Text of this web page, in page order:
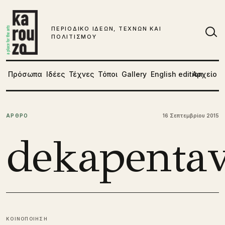
ΠΕΡΙΟΔΙΚΟ ΙΔΕΩΝ, ΤΕΧΝΩΝ ΚΑΙ
ΠΟΛΙΤΙΣΜΟΥ
Πρόσωπα Ιδέες Τέχνες Τόποι Gallery English editionΑρχείο
ΑΡΘΡΟ 16 Σεπτεμβρίου 2015
ΚΟΙΝΟΠΟΙΗΣΗ